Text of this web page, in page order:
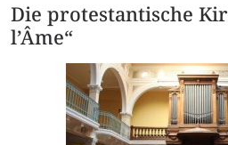
Die protestantische
l’Âme“